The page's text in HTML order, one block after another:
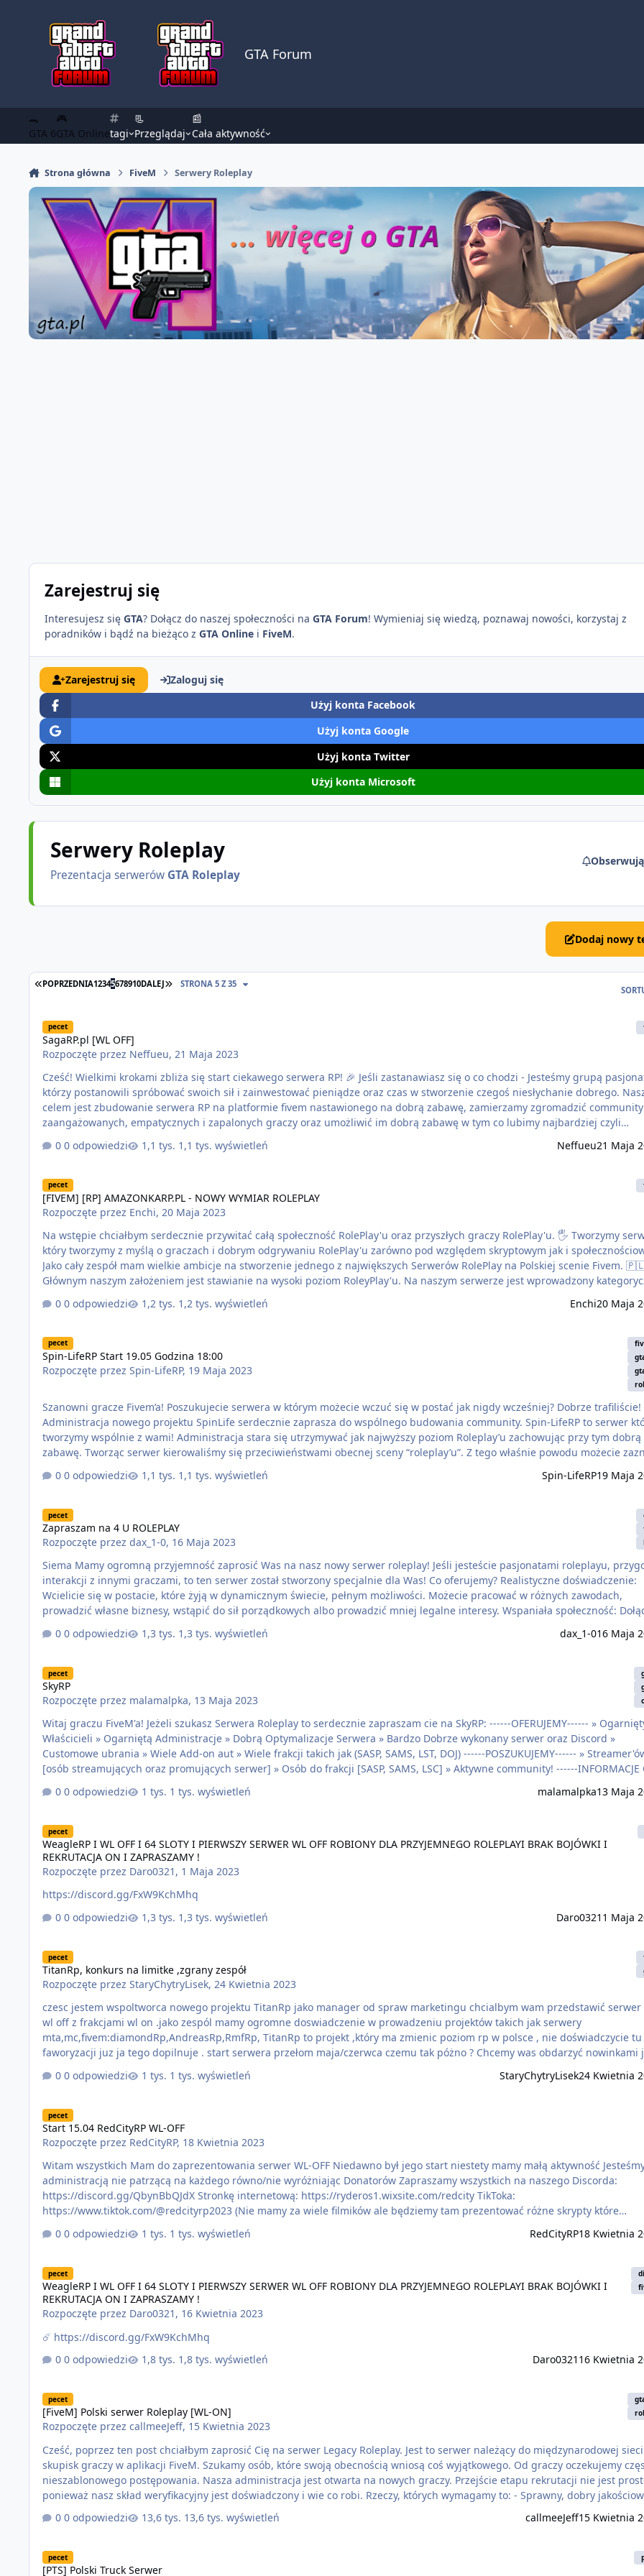
GTA Forum
🐊
GTA 6
🎮
GTA Onlinetagi
📃
Przeglądaj
📰
Cała aktywność
Strona główna FiveM Serwery Roleplay
Zarejestruj się
Interesujesz się GTA? Dołącz do naszej społeczności na GTA Forum! Wymieniaj się wiedzą, poznawaj nowości, korzystaj z
poradników i bądź na bieżąco z GTA Online i FiveM.
Zarejestruj się
Zaloguj się
Użyj konta Facebook
Użyj konta Google
Użyj konta Twitter
Użyj konta Microsoft
Serwery Roleplay
Prezentacja serwerów GTA Roleplay
Dodaj nowy
POPRZEDNIA12345678910DALEJ STRONA 5 Z 35
pecet
SagaRP.pl [WL OFF]
Rozpoczęte przez Neffueu,21 Maja 2023
Cześć! Wielkimi krokami zbliża się start ciekawego serwera RP! 🎉 Jeśli zastanawiasz się o co chodzi - Jesteśmy grupą pasjonatów,
którzy postanowili spróbować swoich sił i zainwestować pieniądze oraz czas w stworzenie czegoś niesłychanie dobrego.
celem jest zbudowanie serwera RP na platformie fivem nastawionego na dobrą zabawę, zamierzamy zgromadzić community
zaangażowanych, empatycznych i zapalonych graczy oraz umożliwić im dobrą zabawę w tym co lubimy najbardziej czyli
w jej tworzeniu to koniecznie dołącz na naszego discorda ht…
0 odpowiedzi 1,1 tys. wyświetleń Neffueu21 Maja
pecet
[FIVEM] [RP] AMAZONKARP.PL - NOWY WYMIAR ROLEPLAY
Rozpoczęte przez Enchi,20 Maja 2023
Na wstępie chciałbym serdecznie przywitać całą społeczność RolePlay'u oraz przyszłych graczy RolePlay'u. 🖐️ Tworzymy serwer,
który tworzymy z myślą o graczach i dobrym odgrywaniu RolePlay'u zarówno pod względem skryptowym jak i
Jako cały zespół mam wielkie ambicje na stworzenie jednego z największych Serwerów RolePlay na Polskiej scenie Fivem.
Głównym naszym założeniem jest stawianie na wysoki poziom RoleyPlay'u. Na naszym serwerze jest wprowadzony
zakaz bojówki. Naszego projektu nie stawiamy na własny zarobek lecz na jakość rozgrywki. 💊 Nasza administracja posiada wiedzę
oraz umiejętności pozwalające na prawidłowe i sprawiedl…
0 odpowiedzi 1,2 tys. wyświetleń Enchi20 Maja
pecet
Spin-LifeRP Start 19.05 Godzina 18:00
Rozpoczęte przezSpin-LifeRP, 19 Maja 2023
Szanowni gracze Fivem’a! Poszukujecie serwera w którym możecie wczuć się w postać jak nigdy wcześniej? Dobrze trafiliście!
Administracja nowego projektu SpinLife serdecznie zaprasza do wspólnego budowania community. Spin-LifeRP to serwer
tworzymy wspólnie z wami! Administracja stara się utrzymywać jak najwyższy poziom Roleplay’u zachowując przy tym dobrą
zabawę. Tworząc serwer kierowaliśmy się przeciwieństwami obecnej sceny “roleplay’u”. Z tego właśnie powodu możecie
prawdziwego klimatu Los Santos. Spotkacie tu gangi uliczne, kadrę wyszkolonych policjantów, wiele ciekawych osobistości i
więcej. Wejdź do nas i wprowadźmy wyższy poziom roleplay! ,,Nie od …
0 odpowiedzi 1,1 tys. wyświetleń Spin-LifeRP19 Maja
pecet
Zapraszam na 4 U ROLEPLAY
Rozpoczęte przezdax_1-0, 16 Maja 2023
Siema Mamy ogromną przyjemność zaprosić Was na nasz nowy serwer roleplay! Jeśli jesteście pasjonatami roleplayu, przygody i
interakcji z innymi graczami, to ten serwer został stworzony specjalnie dla Was! Co oferujemy? Realistyczne doświadczenie:
Wcielicie się w postacie, które żyją w dynamicznym świecie, pełnym możliwości. Możecie pracować w różnych zawodach,
prowadzić własne biznesy, wstąpić do sił porządkowych albo prowadzić mniej legalne interesy. Wspaniała społeczność:
do naszej społeczności graczy, którzy są gotowi na współpracę, przygodę i dobrą zabawę. Znajdziecie tu nowych przyjaciół, z
którymi będziecie mogli tworzyć niezapomniane wspomnienia. Ciekaw…
0 odpowiedzi 1,3 tys. wyświetleń dax_1-016 Maja
pecet
SkyRP
Rozpoczęte przez malamalpka, 13 Maja 2023
Witaj graczu FiveM'a! Jeżeli szukasz Serwera Roleplay to serdecznie zapraszam cie na SkyRP: ------OFERUJEMY------ »
Właścicieli » Ogarniętą Administracje » Dobrą Optymalizacje Serwera » Bardzo Dobrze wykonany serwer oraz Discord »
Customowe ubrania » Wiele Add-on aut » Wiele frakcji takich jak (SASP, SAMS, LST, DOJ) ------POSZUKUJEMY------ »
[osób streamujących oraz promujących serwer] » Osób do frakcji [SASP, SAMS, LSC] » Aktywne community! ------INFORMACJE
SERWERZE------ » Whitelist: OFF » Ekonomia: Medium » Mapa: Los Santos » W mieście stawiamy na Roleplay jak i na super
https://discord.gg/BcucSB6bfa zapraszam lub zg…
0 odpowiedzi 1 tys. wyświetleń malamalpka13 Maja
pecet
WeagleRP I WL OFF I 64 SLOTY I PIERWSZY SERWER WL OFF ROBIONY DLA PRZYJEMNEGO ROLEPLAYI BRAK BOJÓWKI I
REKRUTACJA ON I ZAPRASZAMY !
Rozpoczęte przez Daro0321 , 1 Maja 2023
https://discord.gg/FxW9KchMhq
0 odpowiedzi
1,3 tys. wyświetleń Daro0321 1 Maja
pecet
TitanRp, konkurs na limitke ,zgrany zespół
Rozpoczęte przezStaryChytryLisek,24 Kwietnia 2023
czesc jestem wspoltworca nowego projektu TitanRp jako manager od spraw marketingu chcialbym wam przedstawić serwer :jest
wl off z frakcjami wl on .jako zespól mamy ogromne doswiadczenie w prowadzeniu projektów takich jak serwery
mta,mc,fivem:diamondRp,AndreasRp,RmfRp, TitanRp to projekt ,który ma zmienic poziom rp w polsce , nie doświadczycie tu
faworyzacji juz ja tego dopilnuje . start serwera przełom maja/czerwca czemu tak póżno ? Chcemy was obdarzyć nowinkami
nie ma na innych serwerach. Wszelakie nowosci / zmiany sa tylko i wylacznie dzieki mnie szefito (Przez to taki odlegly czas).
wraz z starym oglaszamy konkurs na limitowany pojazd X 2 dla osób ktorzy…
0 odpowiedzi 1 tys. wyświetleń StaryChytryLisek24 Kwietnia
pecet
Start 15.04 RedCityRP WL-OFF
Rozpoczęte przez RedCityRP, 18 Kwietnia 2023
Witam wszystkich Mam do zaprezentowania serwer WL-OFF Niedawno był jego start niestety mamy małą aktywność Jesteśmy miłą
administracją nie patrzącą na każdego równo/nie wyróżniając Donatorów Zapraszamy wszystkich na naszego Discorda:
https://discord.gg/QbynBbQJdX Stronkę internetową: https://ryderos1.wixsite.com/redcity TikToka:
https://www.tiktok.com/@redcityrp2023 (Nie mamy za wiele filmików ale będziemy tam prezentować różne skrypty które
nie będzie nas.
0 odpowiedzi 1 tys. wyświetleń RedCityRP18 Kwietnia
pecet
WeagleRP I WL OFF I 64 SLOTY I PIERWSZY SERWER WL OFF ROBIONY DLA PRZYJEMNEGO ROLEPLAYI BRAK BOJÓWKI I
REKRUTACJA ON I ZAPRASZAMY !
Rozpoczęte przez Daro0321 , 16 Kwietnia 2023
☄️ https://discord.gg/FxW9KchMhq
0 odpowiedzi
1,8 tys. wyświetleń Daro0321 16 Kwietnia
pecet
[FiveM] Polski serwer Roleplay [WL-ON]
Rozpoczęte przezcallmeeJeff, 15 Kwietnia 2023
Cześć, poprzez ten post chciałbym zaprosić Cię na serwer Legacy Roleplay. Jest to serwer należący do międzynarodowej sieci
skupisk graczy w aplikacji FiveM. Szukamy osób, które swoją obecnością wniosą coś wyjątkowego. Od graczy oczekujemy
nieszablonowego postępowania. Nasza administracja jest otwarta na nowych graczy. Przejście etapu rekrutacji nie jest proste,
ponieważ nasz skład weryfikacyjny jest doświadczony i wie co robi. Rzeczy, których wymagamy to: - Sprawny, dobry jakościowo
odgrywania postaci Aby zachęcić Cię do gry …
0 odpowiedzi 13,6 tys. wyświetleń callmeeJeff15 Kwietnia
pecet
[PTS] Polski Truck Serwer